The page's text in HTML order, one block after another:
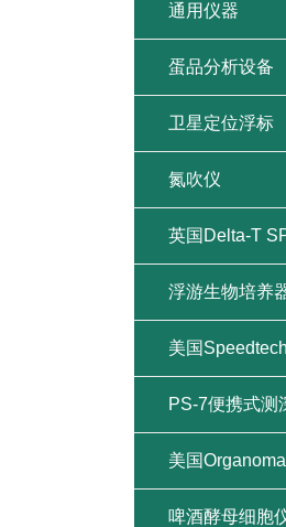
通用仪器
蛋品分析设备
卫星定位浮标
氮吹仪
英国Delta-T
浮游生物培养
美国
深仪
PS-7便携式测
美国
啤酒酵母细胞